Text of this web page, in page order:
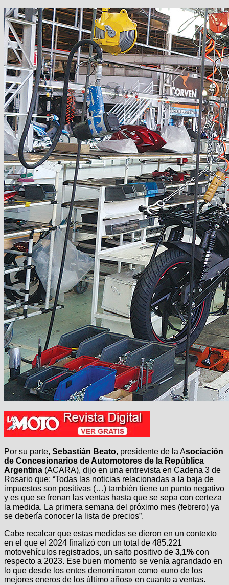
Por su parte, Sebastián Beato, presidente de la Asociación
de Concesionarios de Automotores de la República
Argentina (ACARA), dijo en una entrevista en Cadena 3 de
Rosario que: “Todas las noticias relacionadas a la baja de
impuestos son positivas (…) también tiene un punto negativo
y es que se frenan las ventas hasta que se sepa con certeza
la medida. La primera semana del próximo mes (febrero) ya
se debería conocer la lista de precios”.
Cabe recalcar que estas medidas se dieron en un contexto
en el que el 2024 finalizó con un total de 485.221
motovehículos registrados, un salto positivo de 3,1% con
respecto a 2023. Ese buen momento se venía agrandado en
lo que desde los entes denominaron como «uno de los
mejores eneros de los último años» en cuanto a ventas.